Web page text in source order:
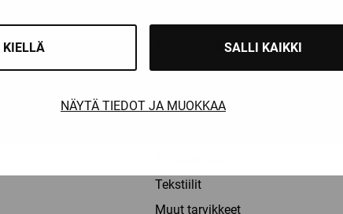
KIELLÄ SALLI KAIKKI
NÄYTÄ TIEDOT JA MUOKKAA
TUOTERYHMÄT
Maalivahdit
Tekstiilit
Muut tarvikkeet